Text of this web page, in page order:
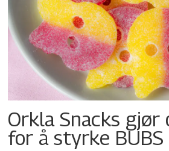
Orkla Snacks gjør
for å styrke BUBS